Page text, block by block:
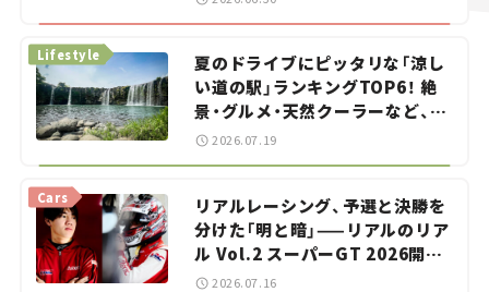
夏のドライブにピッタリな「涼し
い道の駅」ランキングTOP6！ 絶
景・グルメ・天然クーラーなど、避
暑におすすめのスポットを紹介
Lifestyle
2026.07.19
リアルレーシング、予選と決勝を
分けた「明と暗」——リアルのリア
ル Vol.2 スーパーGT 2026開幕
戦 岡山国際サーキット
Cars
2026.07.16